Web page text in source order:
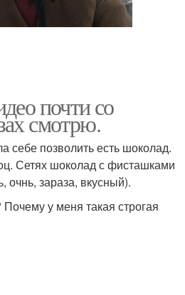
почти со
смотрю.
себе позволить есть шоколад.
Сетях шоколад с фисташками
очнь, зараза, вкусный).
у меня такая строгая